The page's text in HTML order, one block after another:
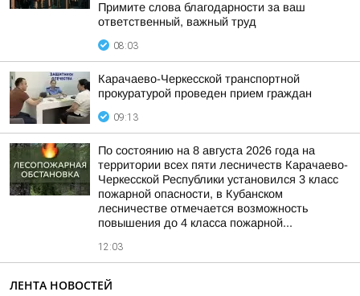
Примите слова благодарности за ваш
ответственный, важный труд
08:03
Карачаево-Черкесской транспортной
прокуратурой проведен прием граждан
09:13
По состоянию на 8 августа 2026 года на
территории всех пяти лесничеств Карачаево-
Черкесской Республики установился 3 класс
пожарной опасности, в Кубанском
лесничестве отмечается возможность
повышения до 4 класса пожарной...
12:03
ЛЕНТА НОВОСТЕЙ